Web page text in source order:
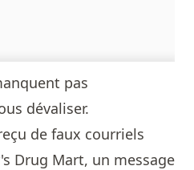
pas
dévaliser.
de faux courriels
Drug Mart, un message